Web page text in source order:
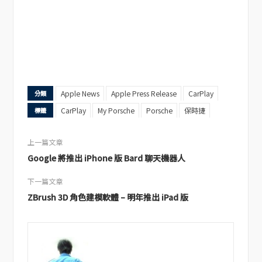
分類 Apple News Apple Press Release CarPlay
標籤 CarPlay My Porsche Porsche 保時捷
上一篇文章
Google 將推出 iPhone 版 Bard 聊天機器人
下一篇文章
ZBrush 3D 角色建模軟體 – 明年推出 iPad 版